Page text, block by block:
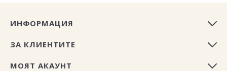
ИНФОРМАЦИЯ
ЗА КЛИЕНТИТЕ
МОЯТ АКАУНТ